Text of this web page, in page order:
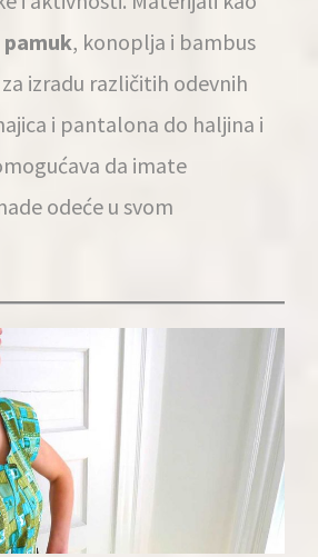
, konoplja i bambus
izradu različitih odevnih
i pantalona do haljina i
da imate
odeće u svom